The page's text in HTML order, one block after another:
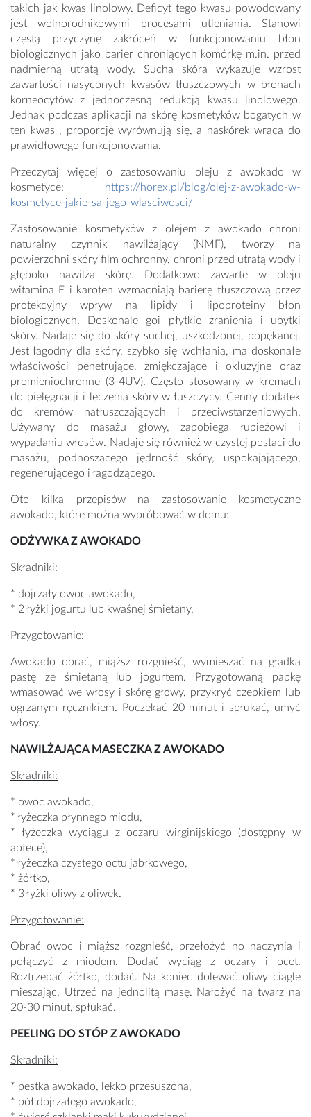
takich jak kwas linolowy. Deficyt tego kwasu powodowany
jest wolnorodnikowymi procesami utleniania. Stanowi
częstą przyczynę zakłóceń w funkcjonowaniu błon
biologicznych jako barier chroniących komórkę m.in. przed
nadmierną utratą wody. Sucha skóra wykazuje wzrost
zawartości nasyconych kwasów tłuszczowych w błonach
korneocytów z jednoczesną redukcją kwasu linolowego.
Jednak podczas aplikacji na skórę kosmetyków bogatych w
ten kwas , proporcje wyrównują się, a naskórek wraca do
prawidłowego funkcjonowania.
Przeczytaj więcej o zastosowaniu oleju z awokado w
kosmetyce:
https://horex.pl/blog/olej-z-awokado-w-
kosmetyce-jakie-sa-jego-wlasciwosci/
Zastosowanie kosmetyków z olejem z awokado chroni
naturalny czynnik nawilżający (NMF), tworzy na
powierzchni skóry film ochronny, chroni przed utratą wody i
głęboko nawilża skórę. Dodatkowo zawarte w oleju
witamina E i karoten wzmacniają barierę tłuszczową przez
protekcyjny wpływ na lipidy i lipoproteiny błon
biologicznych. Doskonale goi płytkie zranienia i ubytki
skóry. Nadaje się do skóry suchej, uszkodzonej, popękanej.
Jest łagodny dla skóry, szybko się wchłania, ma doskonałe
właściwości penetrujące, zmiękczające i okluzyjne oraz
promieniochronne (3-4UV). Często stosowany w kremach
do pielęgnacji i leczenia skóry w łuszczycy. Cenny dodatek
do kremów natłuszczających i przeciwstarzeniowych.
Używany do masażu głowy, zapobiega łupieżowi i
wypadaniu włosów. Nadaje się również w czystej postaci do
masażu, podnoszącego jędrność skóry, uspokajającego,
regenerującego i łagodzącego.
Oto kilka przepisów na zastosowanie kosmetyczne
awokado, które można wypróbować w domu:
ODŻYWKA Z AWOKADO
Składniki:
* dojrzały owoc awokado,
* 2 łyżki jogurtu lub kwaśnej śmietany.
Przygotowanie:
Awokado obrać, miąższ rozgnieść, wymieszać na gładką
pastę ze śmietaną lub jogurtem.
Przygotowaną papkę
wmasować we włosy i skórę głowy, przykryć czepkiem lub
ogrzanym ręcznikiem. Poczekać 20 minut i spłukać, umyć
włosy.
NAWILŻAJĄCA MASECZKA Z AWOKADO
Składniki:
* owoc awokado,
* łyżeczka płynnego miodu,
* łyżeczka wyciągu z oczaru wirginijskiego (dostępny w
aptece),
* łyżeczka czystego octu jabłkowego,
* żółtko,
* 3 łyżki oliwy z oliwek.
Przygotowanie:
Obrać owoc i miąższ rozgnieść, przełożyć no naczynia i
połączyć z miodem. Dodać wyciąg z oczary i ocet.
Roztrzepać żółtko, dodać. Na koniec dolewać oliwy ciągle
mieszając. Utrzeć na jednolitą masę. Nałożyć na twarz na
20-30 minut, spłukać.
PEELING DO STÓP Z AWOKADO
Składniki:
* pestka awokado, lekko przesuszona,
* pół dojrzałego awokado,